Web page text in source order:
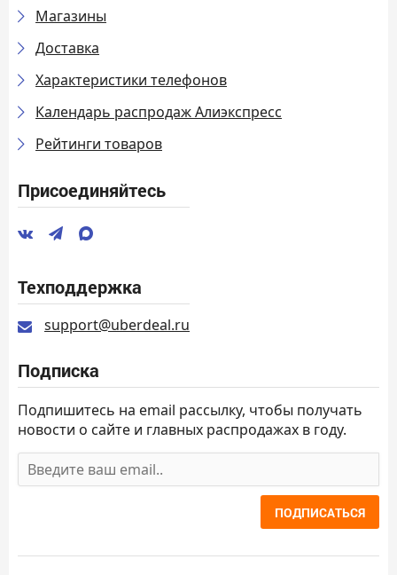
Магазины
Доставка
Характеристики телефонов
Календарь распродаж Алиэкспресс
Рейтинги товаров
Присоединяйтесь
Техподдержка
support@uberdeal.ru
Подписка
Подпишитесь на email рассылку, чтобы получать
новости о сайте и главных распродажах в году.
ПОДПИСАТЬСЯ